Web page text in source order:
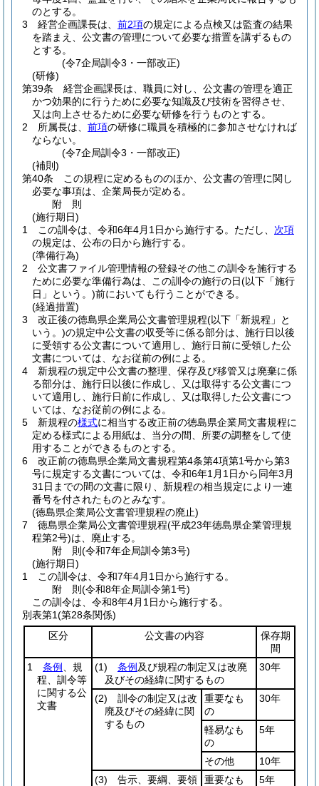
のとする。
3
経営企画課長は、 前2項の規定による点検又は監査の結果
を踏まえ、公文書の管理について必要な措置を講ずるもの
とする。
(令7企局訓令3・一部改正)
(研修)
第39条
経営企画課長は、職員に対し、公文書の管理を適正
かつ効果的に行うために必要な知識及び技術を習得させ、
又は向上させるために必要な研修を行うものとする。
2
所属長は、 前項の研修に職員を積極的に参加させなければ
ならない。
(令7企局訓令3・一部改正)
(補則)
第40条
この規程に定めるもののほか、公文書の管理に関し
必要な事項は、企業局長が定める。
附 則
(施行期日)
1
この訓令は、令和6年4月1日から施行する。 ただし、 次項
の規定は、公布の日から施行する。
(準備行為)
2
公文書ファイル管理情報の登録その他この訓令を施行する
ために必要な準備行為は、この訓令の施行の日(以下「施行
日」という。)前においても行うことができる。
(経過措置)
3
改正後の徳島県企業局公文書管理規程(以下「新規程」と
いう。)の規定中公文書の収受等に係る部分は、施行日以後
に受領する公文書について適用し、施行日前に受領した公
文書については、なお従前の例による。
4
新規程の規定中公文書の整理、保存及び移管又は廃棄に係
る部分は、施行日以後に作成し、又は取得する公文書につ
いて適用し、施行日前に作成し、又は取得した公文書につ
いては、なお従前の例による。
5
新規程の様式に相当する改正前の徳島県企業局文書規程に
定める様式による用紙は、当分の間、所要の調整をして使
用することができるものとする。
6
改正前の徳島県企業局文書規程第4条第4項第1号から第3
号に規定する文書については、令和6年1月1日から同年3月
31日までの間の文書に限り、新規程の相当規定により一連
番号を付されたものとみなす。
(徳島県企業局公文書管理規程の廃止)
7
徳島県企業局公文書管理規程(平成23年徳島県企業管理規
程第2号)は、廃止する。
附 則(令和7年企局訓令第3号)
(施行期日)
1
この訓令は、令和7年4月1日から施行する。
附 則(令和8年企局訓令第1号)
この訓令は、令和8年4月1日から施行する。
別表第1(第28条関係)
区分
公文書の内容
保存期
間
1 条例
、規
程、訓令等
に関する公
文書
(1) 条例 及び規程の制定又は改廃
及びその経緯に関するもの
30年
(2) 訓令の制定又は改
廃及びその経緯に関
するもの
重要なも
の
30年
軽易なも
の
5年
その他
10年
(3) 告示、要綱、要領
重要なも
5年